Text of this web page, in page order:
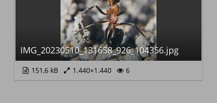
IMG_20230510_131658_926_104356.jpg
151,6 kB 1.440×1.440 6